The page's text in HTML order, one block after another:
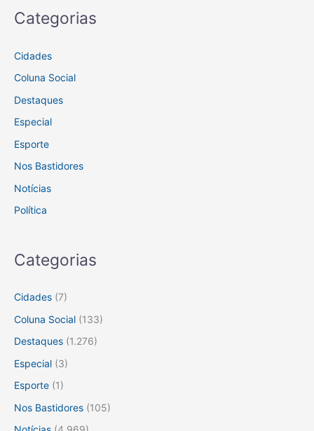
Categorias
Cidades
Coluna Social
Destaques
Especial
Esporte
Nos Bastidores
Notícias
Política
Categorias
Cidades (7)
Coluna Social (133)
Destaques (1.276)
Especial (3)
Esporte (1)
Nos Bastidores (105)